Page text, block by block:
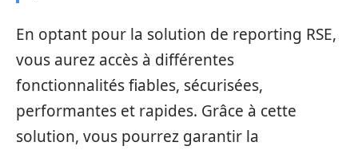
En optant pour la solution de reporting RSE,
vous aurez accès à différentes
fonctionnalités fiables, sécurisées,
performantes et rapides. Grâce à cette
solution, vous pourrez garantir la